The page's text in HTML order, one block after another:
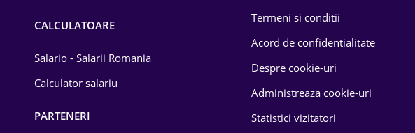
CALCULATOARE
Salario - Salarii Romania
Calculator salariu
PARTENERI
Termeni si conditii
Acord de confidentialitate
Despre cookie-uri
Administreaza cookie-uri
Statistici vizitatori